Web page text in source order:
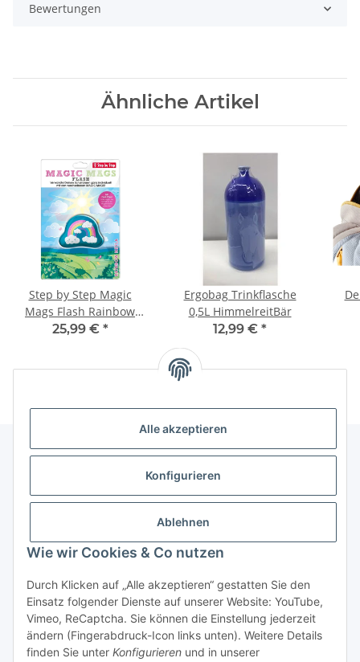
Alle akzeptieren
Konfigurieren
Ablehnen
Wie wir Cookies & Co nutzen
Durch Klicken auf „Alle akzeptieren“ gestatten Sie den
Einsatz folgender Dienste auf unserer Website: YouTube,
Vimeo, ReCaptcha. Sie können die Einstellung jederzeit
ändern (Fingerabdruck-Icon links unten). Weitere Details
finden Sie unter Konfigurieren und in unserer
Bewertungen
Ähnliche Artikel
Step by Step Magic
Mags Flash Rainbow
Neyla
25,99 € *
Ergobag Trinkflasche
0,5L HimmelreitBär
12,99 € *
Gesetzliche Informationen
Vertrag widerrufen